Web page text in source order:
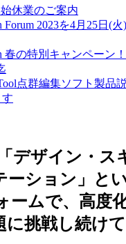
休業のご案内
Forum 2023を4月25日(
春の特別キャンペーン
点群編集ソフト製品
デザイン・ス
ーション」と
ームで、高度
に挑戦し続け